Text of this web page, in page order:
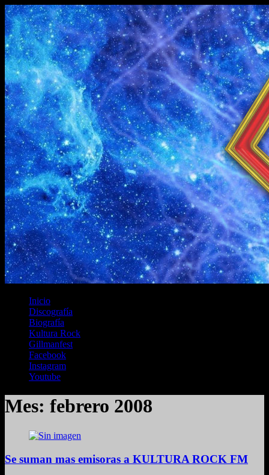
Inicio
Discografía
Biografía
Kultura Rock
Gillmanfest
Facebook
Instagram
Youtube
Mes: febrero 2008
Se suman mas emisoras a KULTURA ROCK FM